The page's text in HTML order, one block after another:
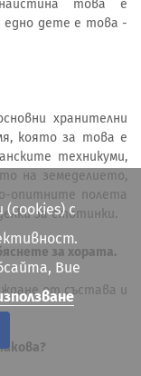
това е
едно дете е това -
хранителни
която за това е
техникуми,
на земеделието,
опитните полета
за стотинки.
за хората.
от състава и
(cookies) с
Вие